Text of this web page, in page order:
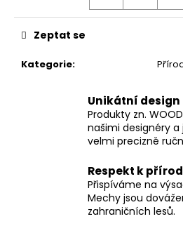
Kategorie:
Zeptat se
Unikátní design
Produkty zn.
našimi designéry a
velmi precizně
Respekt k
Přispíváme na
Mechy jsou
zahraničních lesů.